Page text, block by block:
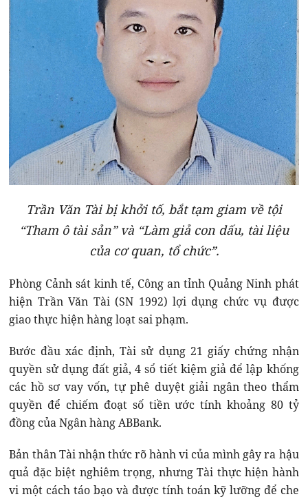
Trần Văn Tài bị khởi tố, bắt tạm giam về tội
“Tham ô tài sản” và “Làm giả con dấu, tài liệu
của cơ quan, tổ chức”.
Phòng Cảnh sát kinh tế, Công an tỉnh Quảng Ninh phát
hiện Trần Văn Tài (SN 1992) lợi dụng chức vụ được
giao thực hiện hàng loạt sai phạm.
Bước đầu xác định, Tài sử dụng 21 giấy chứng nhận
quyền sử dụng đất giả, 4 sổ tiết kiệm giả để lập khống
các hồ sơ vay vốn, tự phê duyệt giải ngân theo thẩm
quyền để chiếm đoạt số tiền ước tính khoảng 80 tỷ
đồng của Ngân hàng ABBank.
Bản thân Tài nhận thức rõ hành vi của mình gây ra hậu
quả đặc biệt nghiêm trọng, nhưng Tài thực hiện hành
vi một cách táo bạo và được tính toán kỹ lưỡng để che